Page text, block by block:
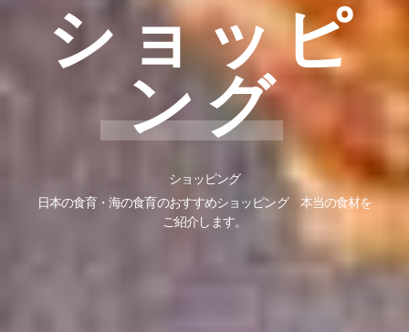
ショッピ
ング
ショッピング
日本の食育・海の食育のおすすめショッピング 本当の食材を
ご紹介します。